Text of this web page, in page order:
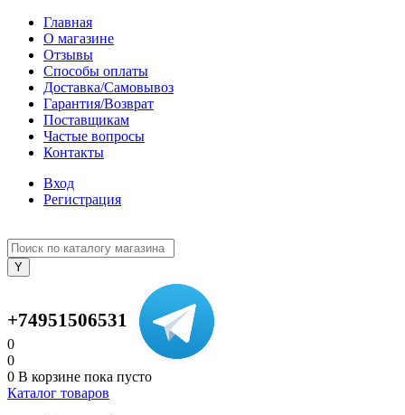
Главная
О магазине
Отзывы
Способы оплаты
Доставка/Самовывоз
Гарантия/Возврат
Поставщикам
Частые вопросы
Контакты
Вход
Регистрация
+74951506531
0
0
0 В корзине пока пусто
Каталог товаров